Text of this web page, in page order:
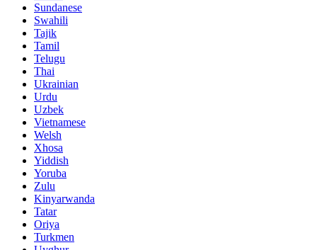
Sundanese
Swahili
Tajik
Tamil
Telugu
Thai
Ukrainian
Urdu
Uzbek
Vietnamese
Welsh
Xhosa
Yiddish
Yoruba
Zulu
Kinyarwanda
Tatar
Oriya
Turkmen